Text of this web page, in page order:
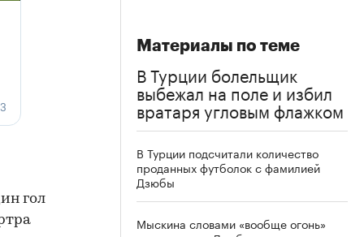
гол
Материалы по теме
В Турции болельщик
выбежал на поле и избил
вратаря угловым флажком
В Турции подсчитали количество
проданных футболок с фамилией
Дзюбы
Мыскина словами «вообще огонь»